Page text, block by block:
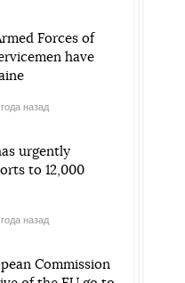
Forces of
have
назад
urgently
to 12,000
назад
Commission